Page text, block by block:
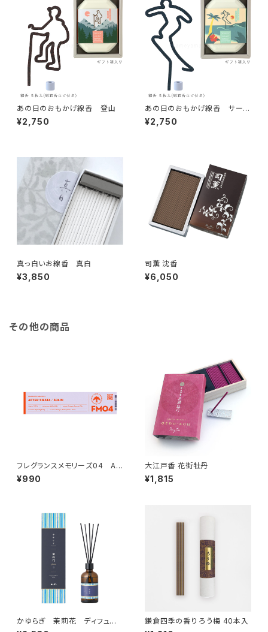
あの日のおもかげ線香 登山
¥2,750
あの日のおもかげ線香 サーフ
ィン
¥2,750
真っ白いお線香 真白
¥3,850
司薫 沈香
¥6,050
その他の商品
フレグランスメモリーズ04 AF
TER SIESTA
¥990
大江戸香 花街牡丹
¥1,815
かゆらぎ 茉莉花 ディフュー
ザー １００ml
鎌倉四季の香り ろう梅 40本入